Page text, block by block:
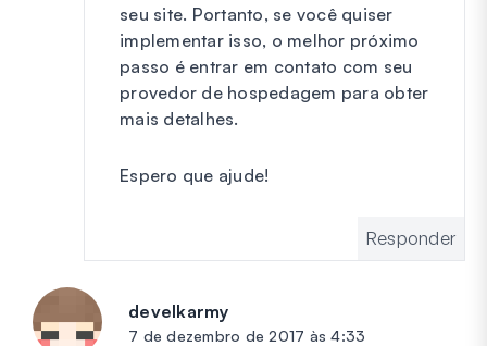
seu site. Portanto, se você quiser
implementar isso, o melhor próximo
passo é entrar em contato com seu
provedor de hospedagem para obter
mais detalhes.
Espero que ajude!
Responder
develkarmy
7 de dezembro de 2017 às 4:33